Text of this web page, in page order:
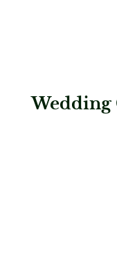
Wedding